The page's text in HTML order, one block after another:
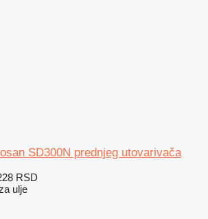
SD300N prednjeg utovarivača
RSD
ulje